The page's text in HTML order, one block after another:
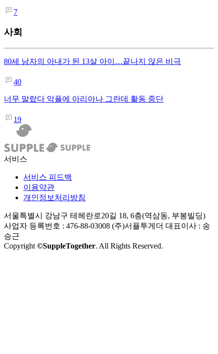
7
사회
80세 남자의 아내가 된 13살 아이…끝나지 않은 비극
40
너무 말랐다 악플에 아리아나 그란데 활동 중단
19
서비스
서비스 피드백
이용약관
개인정보처리방침
서울특별시 강남구 테헤란로20길 18, 6층(역삼동, 부봉빌딩)
사업자 등록번호 : 476-88-03008 (주)서플투게더 대표이사 : 송
승근
Copyright ©SuppleTogether. All Rights Reserved.